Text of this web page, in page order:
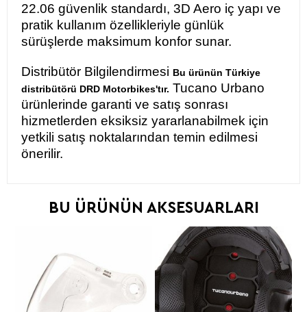
22.06 güvenlik standardı, 3D Aero iç yapı ve
pratik kullanım özellikleriyle günlük
sürüşlerde maksimum konfor sunar.
Distribütör Bilgilendirmesi Bu ürünün Türkiye
distribütörü DRD Motorbikes'tır. Tucano Urbano
ürünlerinde garanti ve satış sonrası
hizmetlerden eksiksiz yararlanabilmek için
yetkili satış noktalarından temin edilmesi
önerilir.
BU ÜRÜNÜN AKSESUARLARI